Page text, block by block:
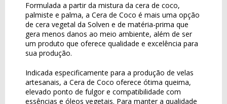
Formulada a partir da mistura da cera de coco,
palmiste e palma, a Cera de Coco é mais uma opção
de cera vegetal da Solven e de matéria-prima que
gera menos danos ao meio ambiente, além de ser
um produto que oferece qualidade e excelência para
sua produção.
Indicada especificamente para a produção de velas
artesanais, a Cera de Coco oferece ótima queima,
elevado ponto de fulgor e compatibilidade com
essências e óleos vegetais. Para manter a qualidade